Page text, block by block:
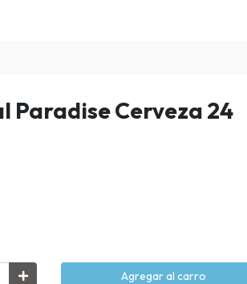
Paradise Cerveza 24
Agregar al carro